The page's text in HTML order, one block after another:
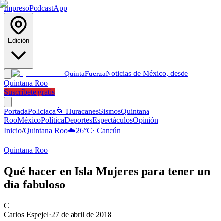
ImpresoPodcastApp
Edición
QuintaFuerzaNoticias de México, desde
Quintana Roo
Suscríbete gratis
PortadaPoliciaca 🌀 HuracanesSismosQuintana
RooMéxicoPolíticaDeportesEspectáculosOpinión
Inicio/Quintana Roo☁️26°C· Cancún
Quintana Roo
Qué hacer en Isla Mujeres para tener un
día fabuloso
C
Carlos Espejel·27 de abril de 2018